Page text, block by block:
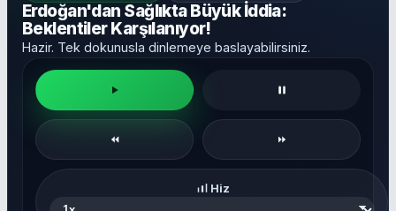
Erdoğan'dan Sağlıkta Büyük İddia:
Beklentiler Karşılanıyor!
Hazir. Tek dokunusla dinlemeye baslayabilirsiniz.
Hiz